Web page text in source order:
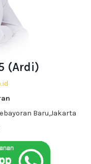
(Ardi)
Baru,Jakarta